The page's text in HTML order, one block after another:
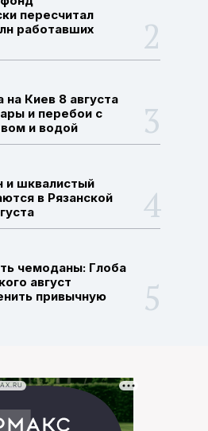
пересчитал
работавших
на Киев 8 августа
и перебои с
и водой
и шквалистый
в Рязанской
чемоданы: Глоба
август
привычную